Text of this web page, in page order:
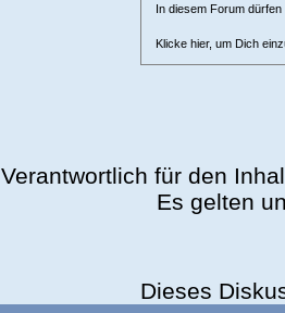
In diesem Forum
Klicke hier, um Dich
Verantwortlich für den
Es gelten
Dieses